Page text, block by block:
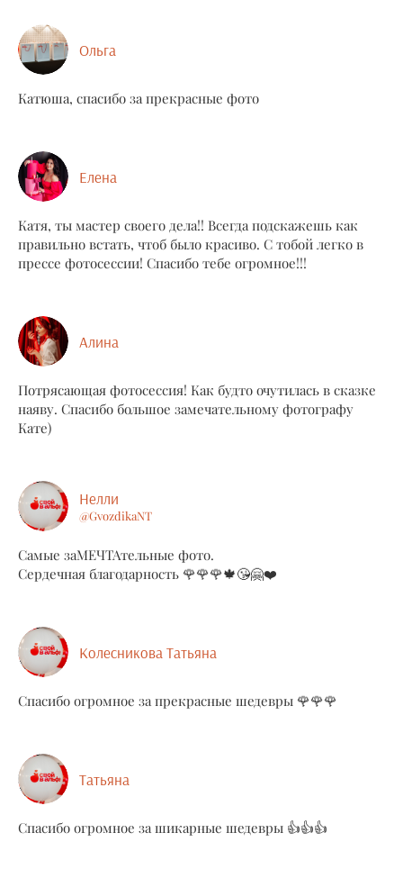
Ольга
Катюша, спасибо за прекрасные фото
Елена
Катя, ты мастер своего дела!! Всегда подскажешь как
правильно встать, чтоб было красиво. С тобой легко в
прессе фотосессии! Спасибо тебе огромное!!!
Алина
Потрясающая фотосессия! Как будто очутилась в сказке
наяву. Спасибо большое замечательному фотографу
Кате)
Нелли
@GvozdikaNT
Самые заМЕЧТАтельные фото.
Сердечная благодарность 🌹🌹🌹🍁😘🤗❤️
Колесникова Татьяна
Спасибо огромное за прекрасные шедевры 🌹🌹🌹
Татьяна
Спасибо огромное за шикарные шедевры 👍👍👍